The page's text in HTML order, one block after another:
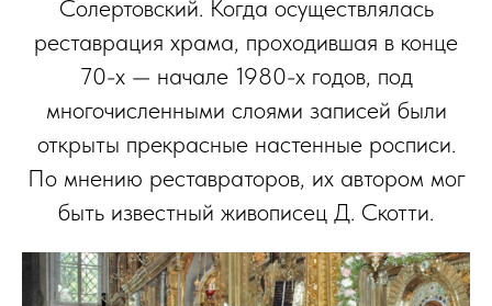
Солертовский. Когда осуществлялась
реставрация храма, проходившая в конце
70-х — начале 1980-х годов, под
многочисленными слоями записей были
открыты прекрасные настенные росписи.
По мнению реставраторов, их автором мог
быть известный живописец Д. Скотти.